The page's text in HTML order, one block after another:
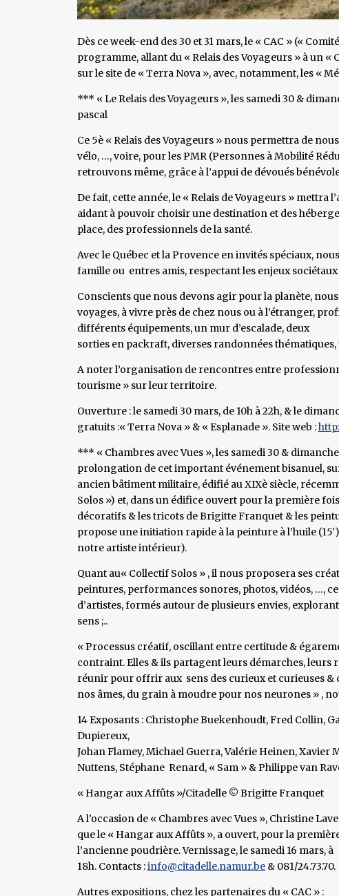
Dès ce week-end des 30 et 31 mars, le « CAC » («
programme, allant du « Relais des Voyageurs » à un
sur le site de « Terra Nova », avec, notamment, les «
*** « Le Relais des Voyageurs », les samedi 30 &
pascal
Ce 5è « Relais des Voyageurs » nous permettra de
vélo, …, voire, pour les PMR (Personnes à Mobilité
retrouvons même, grâce à l’appui de dévoués
De fait, cette année, le « Relais de Voyageurs » mettra
aidant à pouvoir choisir une destination et des
place, des professionnels de la santé.
Avec le Québec et la Provence en invités spéciaux,
famille ou entres amis, respectant les enjeux
Conscients que nous devons agir pour la planète,
voyages, à vivre près de chez nous ou à l’étranger,
différents équipements, un mur d’escalade, deux
sorties en packraft, diverses randonnées
A noter l’organisation de rencontres entre
tourisme » sur leur territoire.
Ouverture : le samedi 30 mars, de 10h à 22h, & le
gratuits :« Terra Nova » & « Esplanade ». Site web :
*** « Chambres avec Vues », les samedi 30 &
prolongation de cet important événement bisanuel,
ancien bâtiment militaire, édifié au XIXè siècle,
Solos ») et, dans un édifice ouvert pour la première
décoratifs & les tricots de Brigitte Franquet & les
propose une initiation rapide à la peinture à l’huile
notre artiste intérieur).
Quant au« Collectif Solos » , il nous proposera ses
peintures, performances sonores, photos, vidéos, …,
d’artistes, formés autour de plusieurs envies,
sens ;..
« Processus créatif, oscillant entre certitude &
contraint. Elles & ils partagent leurs démarches, leurs
réunir pour offrir aux sens des curieux et curieuses
nos âmes, du grain à moudre pour nos neurones » ,
14 Exposants : Christophe Buekenhoudt, Fred Collin,
Dupiereux,
Johan Flamey, Michael Guerra, Valérie Heinen, Xavier
Nuttens, Stéphane Renard, « Sam » & Philippe van
« Hangar aux Affûts »/Citadelle © Brigitte Franquet
A l’occasion de « Chambres avec Vues », Christine
que le « Hangar aux Affûts », a ouvert, pour la
l’ancienne poudrière. Vernissage, le samedi 16 mars, à
18h. Contacts :info@citadelle.namur.be & 081/24.73.70.
Autres expositions, chez les partenaires du « CAC » :